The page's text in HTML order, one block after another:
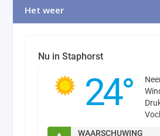
Het weer